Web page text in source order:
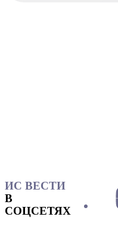
ИС ВЕСТИ
В
СОЦСЕТЯХ